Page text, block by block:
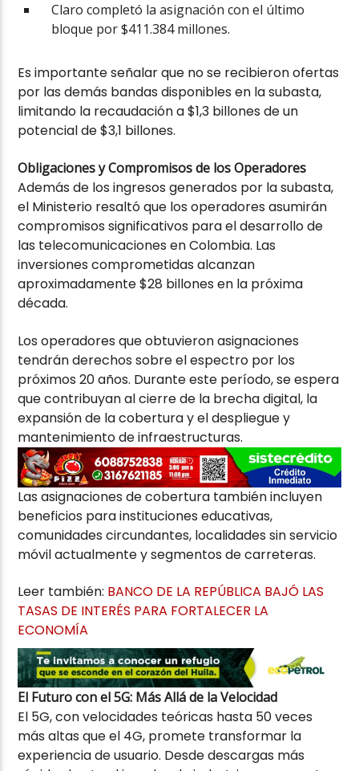
Claro completó la asignación con el último
bloque por $411.384 millones.
Es importante señalar que no se recibieron ofertas
por las demás bandas disponibles en la subasta,
limitando la recaudación a $1,3 billones de un
potencial de $3,1 billones.
Obligaciones y Compromisos de los Operadores
Además de los ingresos generados por la subasta,
el Ministerio resaltó que los operadores asumirán
compromisos significativos para el desarrollo de
las telecomunicaciones en Colombia. Las
inversiones comprometidas alcanzan
aproximadamente $28 billones en la próxima
década.
Los operadores que obtuvieron asignaciones
tendrán derechos sobre el espectro por los
próximos 20 años. Durante este período, se espera
que contribuyan al cierre de la brecha digital, la
expansión de la cobertura y el despliegue y
mantenimiento de infraestructuras.
Las asignaciones de cobertura también incluyen
beneficios para instituciones educativas,
comunidades circundantes, localidades sin servicio
móvil actualmente y segmentos de carreteras.
Leer también: BANCO DE LA REPÚBLICA BAJÓ LAS
TASAS DE INTERÉS PARA FORTALECER LA
ECONOMÍA
El Futuro con el 5G: Más Allá de la Velocidad
El 5G, con velocidades teóricas hasta 50 veces
más altas que el 4G, promete transformar la
experiencia de usuario. Desde descargas más